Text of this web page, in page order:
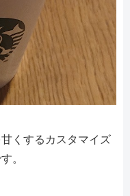
くするカスタマイズ
。